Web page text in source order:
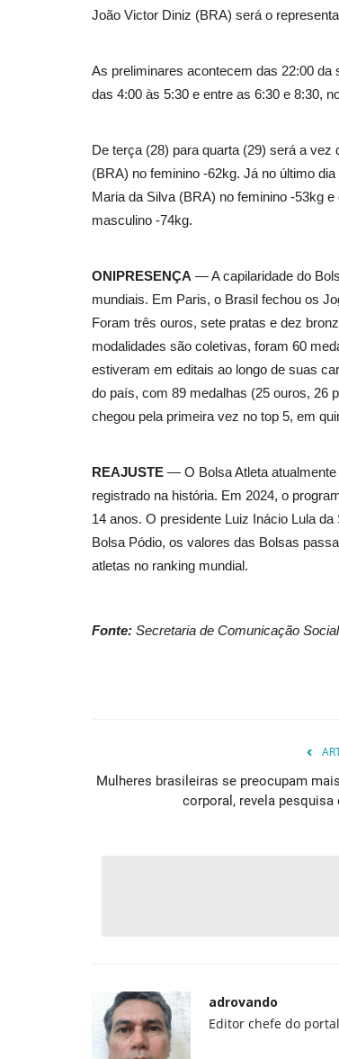
João Victor Diniz (BRA) será o
As preliminares acontecem das 22:00 da
das 4:00 às 5:30 e entre as 6:30 e 8:30,
De terça (28) para quarta (29) será a
(BRA) no feminino -62kg. Já no último
Maria da Silva (BRA) no feminino -53kg
masculino -74kg.
ONIPRESENÇA — A capilaridade do
mundiais. Em Paris, o Brasil fechou os
Foram três ouros, sete pratas e dez
modalidades são coletivas, foram 60
estiveram em editais ao longo de suas
do país, com 89 medalhas (25 ouros, 26
chegou pela primeira vez no top 5, em
REAJUSTE — O Bolsa Atleta
registrado na história. Em 2024, o
14 anos. O presidente Luiz Inácio Lula
Bolsa Pódio, os valores das Bolsas
atletas no ranking mundial.
Fonte: Secretaria de Comunicação
Mulheres brasileiras se preocupam
corporal, revela pesquisa
adrovando
Editor chefe do portal
Guerra, democracia e
internacional: os
A atual escalada militar levanta
políticos profundos...